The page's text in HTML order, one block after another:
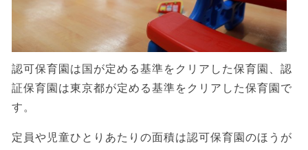
認可保育園は国が定める基準をクリアした保育園、認
証保育園は東京都が定める基準をクリアした保育園で
す。
定員や児童ひとりあたりの面積は認可保育園のほうが